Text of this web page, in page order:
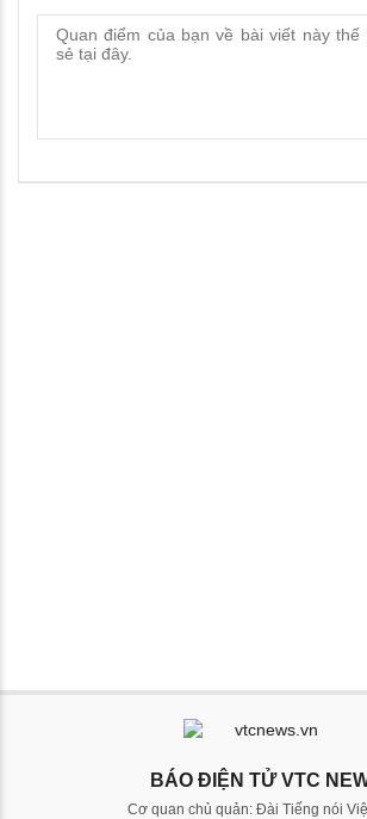
BÁO ĐIỆN TỬ VTC
Cơ quan chủ quản: Đài Tiếng nói